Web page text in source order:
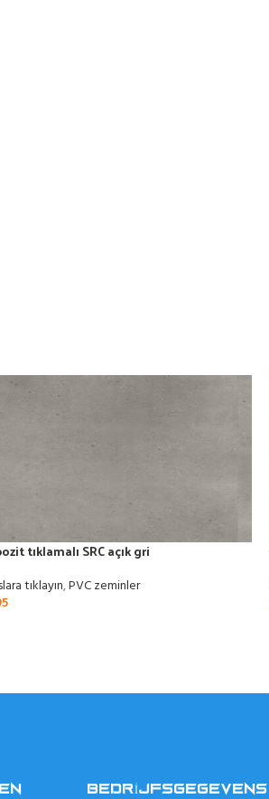
tıklamalı SRC açık gri
tıklayın,PVC zeminler
BEDRIJFSGEGEVENS